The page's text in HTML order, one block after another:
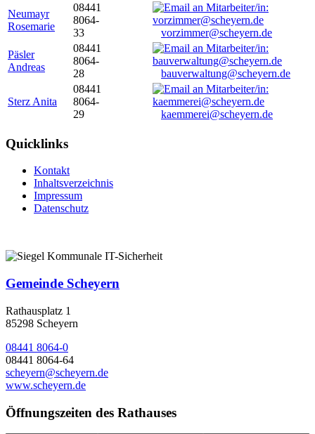
Neumayr
Rosemarie
08441
8064-
33
vorzimmer@scheyern.de
Päsler
Andreas
08441
8064-
28
bauverwaltung@scheyern.de
Sterz Anita
08441
8064-
29
kaemmerei@scheyern.de
Quicklinks
Kontakt
Inhaltsverzeichnis
Impressum
Datenschutz
Gemeinde Scheyern
Rathausplatz 1
85298 Scheyern
08441 8064-0
08441 8064-64
scheyern@scheyern.de
www.scheyern.de
Öffnungszeiten des Rathauses